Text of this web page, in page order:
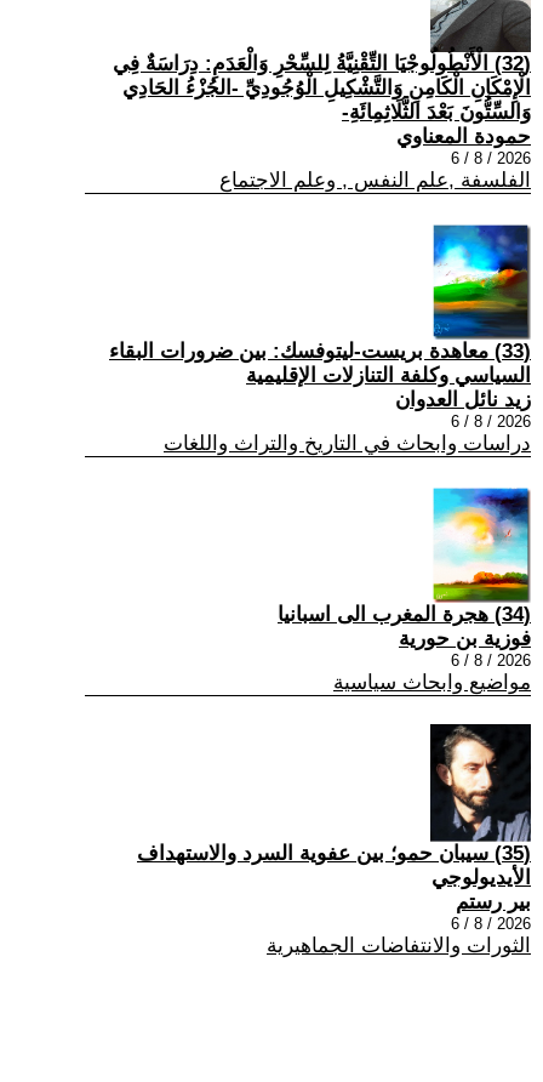
(32) الْأَنْطُولُوجْيَا التِّقْنِيَّةُ لِلسِّحْرِ وَالْعَدَمِ: دِرَاسَةٌ فِي
الْإِمْكَانِ الْكَامِنِ وَالتَّشْكِيلِ الْوُجُودِيِّ -الجُزْءُ الحَادِي
وَالسِّتُّونَ بَعْدَ الثَّلَاثِمِائَةِ-
حمودة المعناوي
2026 / 8 / 6
الفلسفة ,علم النفس , وعلم الاجتماع
(33) معاهدة بريست-ليتوفسك: بين ضرورات البقاء
السياسي وكلفة التنازلات الإقليمية
زيد نائل العدوان
2026 / 8 / 6
دراسات وابحاث في التاريخ والتراث واللغات
(34) هجرة المغرب الى اسبانيا
فوزية بن حورية
2026 / 8 / 6
مواضيع وابحاث سياسية
(35) سيبان حمو؛ بين عفوية السرد والاستهداف
الأيديولوجي
بير رستم
2026 / 8 / 6
الثورات والانتفاضات الجماهيرية